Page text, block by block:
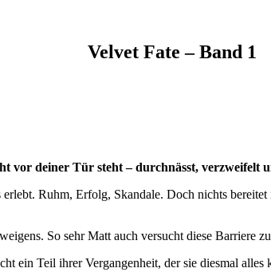
Velvet Fate – Band 1
vor deiner Tür steht – durchnässt, verzweifelt
Ruhm, Erfolg, Skandale. Doch nichts
So sehr Matt auch versucht diese Barriere
ein Teil ihrer Vergangenheit, der sie diesmal